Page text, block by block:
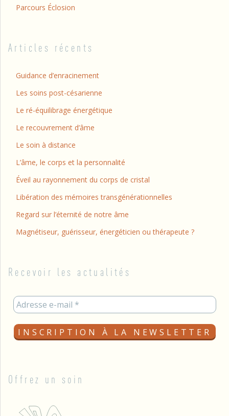
Parcours Éclosion
Articles récents
Guidance d’enracinement
Les soins post-césarienne
Le ré-équilibrage énergétique
Le recouvrement d’âme
Le soin à distance
L’âme, le corps et la personnalité
Éveil au rayonnement du corps de cristal
Libération des mémoires transgénérationnelles
Regard sur l’éternité de notre âme
Magnétiseur, guérisseur, énergéticien ou thérapeute ?
Recevoir les actualités
Offrez un soin